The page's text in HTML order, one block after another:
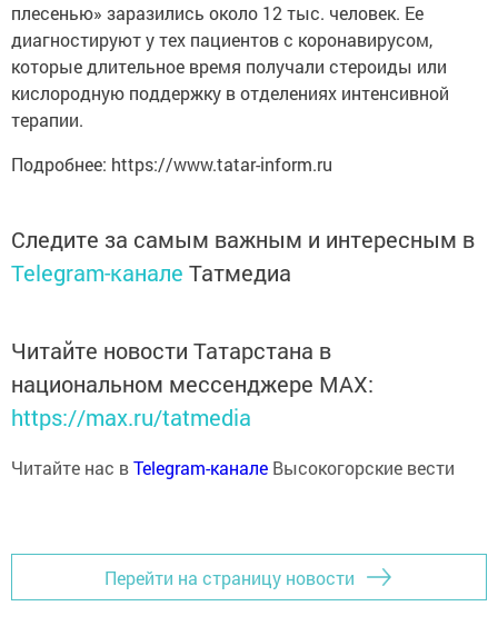
плесенью» заразились около 12 тыс. человек. Ее
диагностируют у тех пациентов с коронавирусом,
которые длительное время получали стероиды или
кислородную поддержку в отделениях интенсивной
терапии.
Подробнее: https://www.tatar-inform.ru
Следите за самым важным и интересным в
Telegram-канале Татмедиа
Читайте новости Татарстана в
национальном мессенджере MАХ:
https://max.ru/tatmedia
Читайте нас вTelegram-канале Высокогорские вести
Перейти на страницу новости